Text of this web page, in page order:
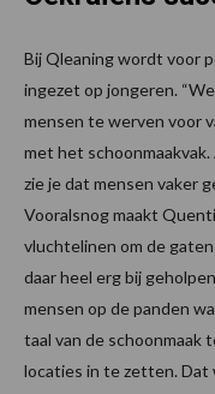
Bij Qleaning wordt voor
ingezet op jongeren.
mensen te werven voor
met het
zie je dat mensen vaker
Vooralsnog maakt
vluchtelinen om de
daar heel erg bij
mensen op de panden
taal van de schoonmaak
locaties in te zetten. Dat